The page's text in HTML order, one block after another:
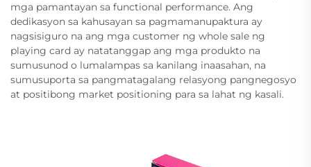
mga pamantayan sa functional performance. Ang
dedikasyon sa kahusayan sa pagmamanupaktura ay
nagsisiguro na ang mga customer ng whole sale ng
playing card ay natatanggap ang mga produkto na
sumusunod o lumalampas sa kanilang inaasahan, na
sumusuporta sa pangmatagalang relasyong pangnegosyo
at positibong market positioning para sa lahat ng kasali.